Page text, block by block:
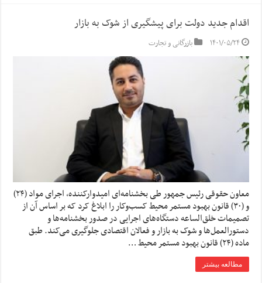
اقدام جدید دولت برای پیشگیری از شوک به بازار
۱۴۰۱/۰۵/۲۴ بازرگانی و تجارت
معاون حقوقی رئیس جمهور طی بخشنامه‌ای امیدوارکننده، اجرای مواد (۲۴)
و (۳۰) قانون بهبود مستمر محیط کسب‌وکار را ابلاغ کرد که بر اساس آن از
تصمیمات خلق‌الساعه دستگاه‌های اجرایی در صدور بخشنامه‌ها و
دستورالعمل‌ها و شوک به بازار و فعالان اقتصادی جلوگیری می‌کند. طبق
ماده (۲۴) قانون بهبود مستمر محیط …
مطالعه بیشتر